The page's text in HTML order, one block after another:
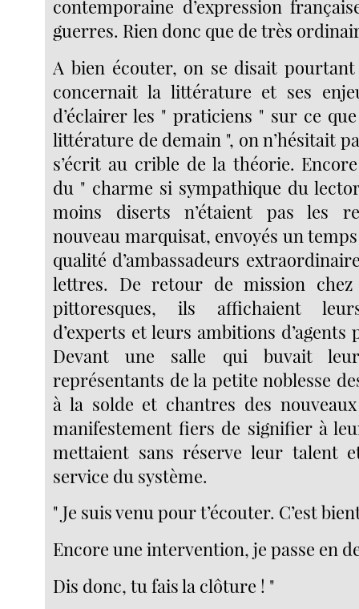
contemporaine d’expression
guerres. Rien donc que de très
A bien écouter, on se disait
concernait la littérature et ses
d’éclairer les " praticiens " sur ce
littérature de demain ", on n’hésitait
s’écrit au crible de la théorie.
du " charme si sympathique du
moins diserts n’étaient pas les
nouveau marquisat, envoyés un
qualité d’ambassadeurs
lettres. De retour de mission chez
pittoresques, ils affichaient
d’experts et leurs ambitions d’agents
Devant une salle qui buvait
représentants de la petite noblesse
à la solde et chantres des
manifestement fiers de signifier à
mettaient sans réserve leur talent
service du système.
" Je suis venu pour t’écouter. C’est
Encore une intervention, je passe en
Dis donc, tu fais la clôture ! "